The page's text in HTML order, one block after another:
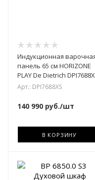
Индукционная
панель 65 см HORIZONE
PLAY De Dietrich
Арт.: DPI7688XS
140 990 руб./шт
В КОРЗИНУ